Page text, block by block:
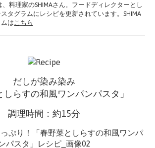
料理家のSHIMAさん。フードディレクターとし
タグラムにレシピを更新されています。SHIMA
は こちら
だしが染み染み
しらすの和風ワンパンパスタ」
調理時間：約15分